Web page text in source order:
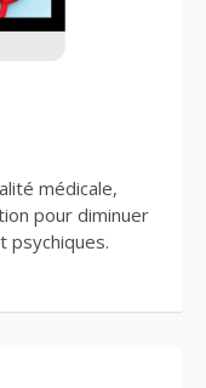
médicale,
pour diminuer
psychiques.